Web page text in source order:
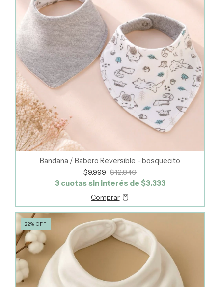
Bandana / Babero Reversible - bosquecito
$9.999 $12.840
3 cuotas sin interés de $3.333
22% OFF